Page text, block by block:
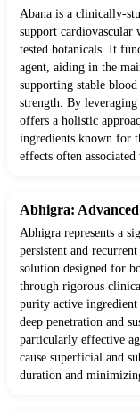
Abana is a clinically-
support cardiovascular
tested botanicals. It
agent, aiding in the
supporting stable
strength. By
offers a holistic
ingredients known for
effects often
Abhigra:
Abhigra represents a
persistent and
solution designed for
through rigorous
purity active ingredient
deep penetration and
particularly effective
cause superficial and
duration and